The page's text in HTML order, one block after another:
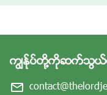
ကြၽန္ုပ္တို႔ကိုဆက္သြယ္